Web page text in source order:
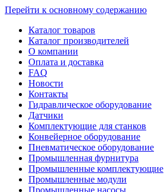
Перейти к основному содержанию
Каталог товаров
Каталог производителей
О компании
Оплата и доставка
FAQ
Новости
Контакты
Гидравлическое оборудование
Датчики
Комплектующие для станков
Конвейерное оборудование
Пневматическое оборудование
Промышленная фурнитура
Промышленные комплектующие
Промышленные модули
Промышленные насосы